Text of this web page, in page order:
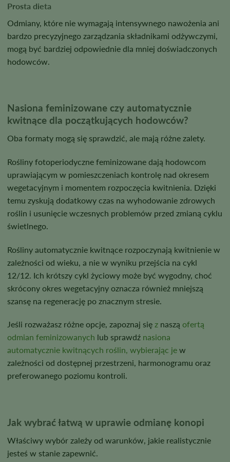
Prosta dieta
Odmiany, które nie wymagają intensywnego nawożenia ani
bardzo precyzyjnego zarządzania składnikami odżywczymi,
mogą być bardziej odpowiednie dla mniej doświadczonych
hodowców.
Nasiona feminizowane czy automatycznie
kwitnące dla początkujących hodowców?
Oba formaty mogą się sprawdzić, ale mają różne zalety.
Rośliny fotoperiodyczne feminizowane dają hodowcom
uprawiającym w pomieszczeniach kontrolę nad okresem
wegetacyjnym i momentem rozpoczęcia kwitnienia. Dzięki
temu zyskują dodatkowy czas na wyhodowanie zdrowych
roślin i usunięcie wczesnych problemów przed zmianą cyklu
świetlnego.
Rośliny automatycznie kwitnące rozpoczynają kwitnienie w
zależności od wieku, a nie w wyniku przejścia na cykl
12/12. Ich krótszy cykl życiowy może być wygodny, choć
skrócony okres wegetacyjny oznacza również mniejszą
szansę na regenerację po znacznym stresie.
Jeśli rozważasz różne opcje, zapoznaj się z naszą ofertą
odmian feminizowanych lub sprawdź nasiona
automatycznie kwitnących roślin, wybierając je w
zależności od dostępnej przestrzeni, harmonogramu oraz
preferowanego poziomu kontroli.
Jak wybrać łatwą w uprawie odmianę konopi
Właściwy wybór zależy od warunków, jakie realistycznie
jesteś w stanie zapewnić.